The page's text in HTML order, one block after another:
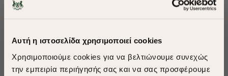
Αυτή η ιστοσελίδα χρησιμοποιεί cookies
Χρησιμοποιούμε cookies για να βελτιώνουμε συνεχώς
την εμπειρία περιήγησής σας και να σας προσφέρουμε